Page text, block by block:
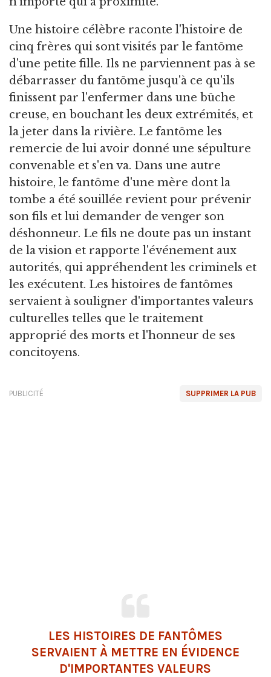
Une histoire célèbre raconte l'histoire de
cinq frères qui sont visités par le fantôme
d'une petite fille. Ils ne parviennent pas à se
débarrasser du fantôme jusqu'à ce qu'ils
finissent par l'enfermer dans une bûche
creuse, en bouchant les deux extrémités, et
la jeter dans la rivière. Le fantôme les
remercie de lui avoir donné une sépulture
convenable et s'en va. Dans une autre
histoire, le fantôme d'une mère dont la
tombe a été souillée revient pour prévenir
son fils et lui demander de venger son
déshonneur. Le fils ne doute pas un instant
de la vision et rapporte l'événement aux
autorités, qui appréhendent les criminels et
les exécutent. Les histoires de fantômes
servaient à souligner d'importantes valeurs
culturelles telles que le traitement
approprié des morts et l'honneur de ses
concitoyens.
SUPPRIMER LA PUB
PUBLICITÉ
LES HISTOIRES DE FANTÔMES
SERVAIENT À METTRE EN ÉVIDENCE
D'IMPORTANTES VALEURS